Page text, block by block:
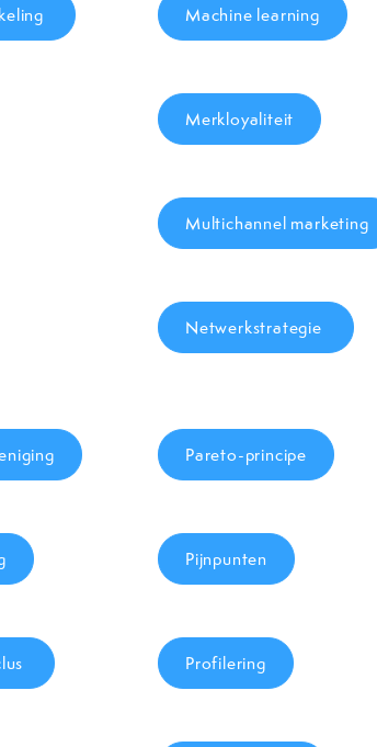
Machine learning
Merkloyaliteit
Multichannel marketing
Netwerkstrategie
Pareto-principe
Pijnpunten
Profilering